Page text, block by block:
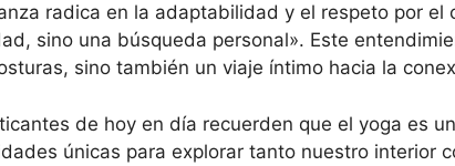
radica en la adaptabilidad y el respeto por
sino una búsqueda personal». Este
sino también un viaje íntimo hacia la
de hoy en día recuerden que el yoga es
únicas para explorar tanto nuestro interior